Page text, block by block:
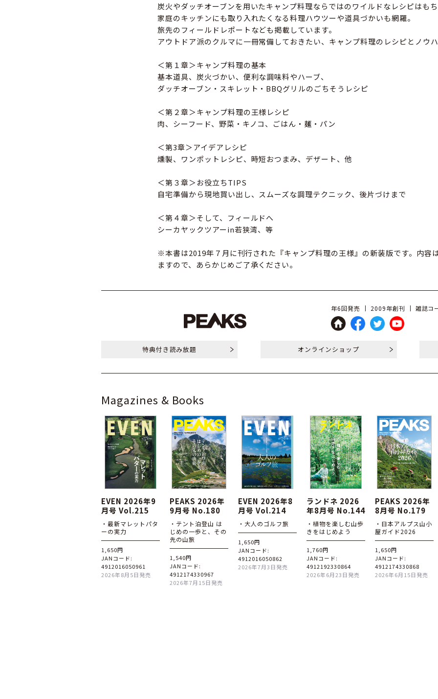
炭火やダッチオーブンを用いたキャンプ料理ならではのワイルドなレシピはもち
家庭のキッチンにも取り入れたくなる料理ハウツーや道具づかいも網羅。
旅先のフィールドレポートなども掲載しています。
アウトドア派のクルマに一冊常備しておきたい、キャンプ料理のレシピとノウハ
＜第１章＞キャンプ料理の基本
基本道具、炭火づかい、便利な調味料やハーブ、
ダッチオーブン・スキレット・BBQグリルのごちそうレシピ
＜第２章＞キャンプ料理の王様レシピ
肉、シーフード、野菜・キノコ、ごはん・麺・パン
＜第3章＞アイデアレシピ
燻製、ワンポットレシピ、時短おつまみ、デザート、他
＜第３章＞お役立ちTIPS
自宅準備から現地買い出し、スムーズな調理テクニック、後片づけまで
＜第４章＞そして、フィールドへ
シーカヤックツアーin若狭湾、等
※本書は2019年７月に刊行された『キャンプ料理の王様』の新装版です。内容
ますので、あらかじめご了承ください。
年6回発売 2009年創刊 雑誌コ
特典付き読み放題 オンラインショップ
Magazines & Books
EVEN 2026年9
月号 Vol.215
・最新マレットパタ
ーの実力
1,650円
JANコード:
4912016050961
2026年8月5日発売
PEAKS 2026年
9月号 No.180
・テント泊登山 は
じめの一歩と、その
先の山旅
1,540円
JANコード:
4912174330967
2026年7月15日発売
EVEN 2026年8
月号 Vol.214
・大人のゴルフ旅
1,650円
JANコード:
4912016050862
2026年7月3日発売
ランドネ 2026
年8月号 No.144
・植物を楽しむ山歩
きをはじめよう
1,760円
JANコード:
4912192330864
2026年6月23日発売
PEAKS 2026年
8月号 No.179
・日本アルプス山小
屋ガイド2026
1,650円
JANコード:
4912174330868
2026年6月15日発売